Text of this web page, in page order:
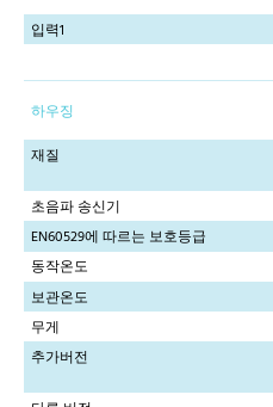
입력1
하우징
재질
초음파 송신기
EN60529에 따르는 보호등급
동작온도
보관온도
무게
추가버전